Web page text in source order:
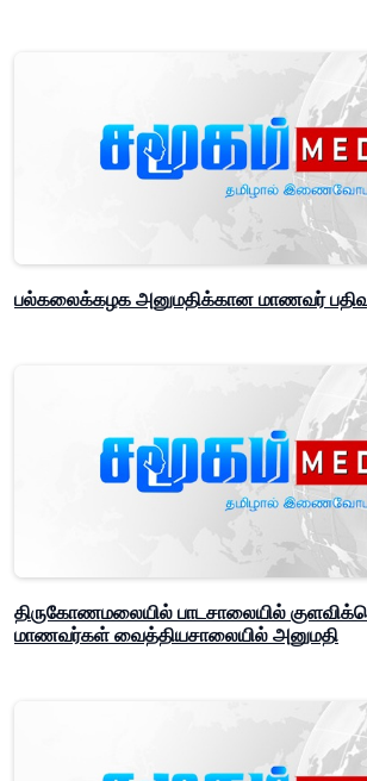
பல்கலைக்கழக அனுமதிக்கான மாணவர்
திருகோணமலையில் பாடசாலையில்
மாணவர்கள் வைத்தியசாலையில் அனுமதி